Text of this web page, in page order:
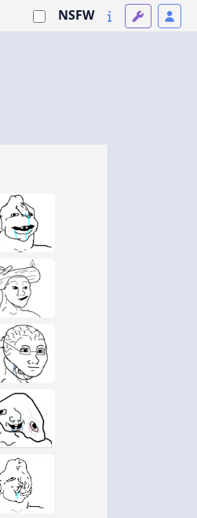
NSFW